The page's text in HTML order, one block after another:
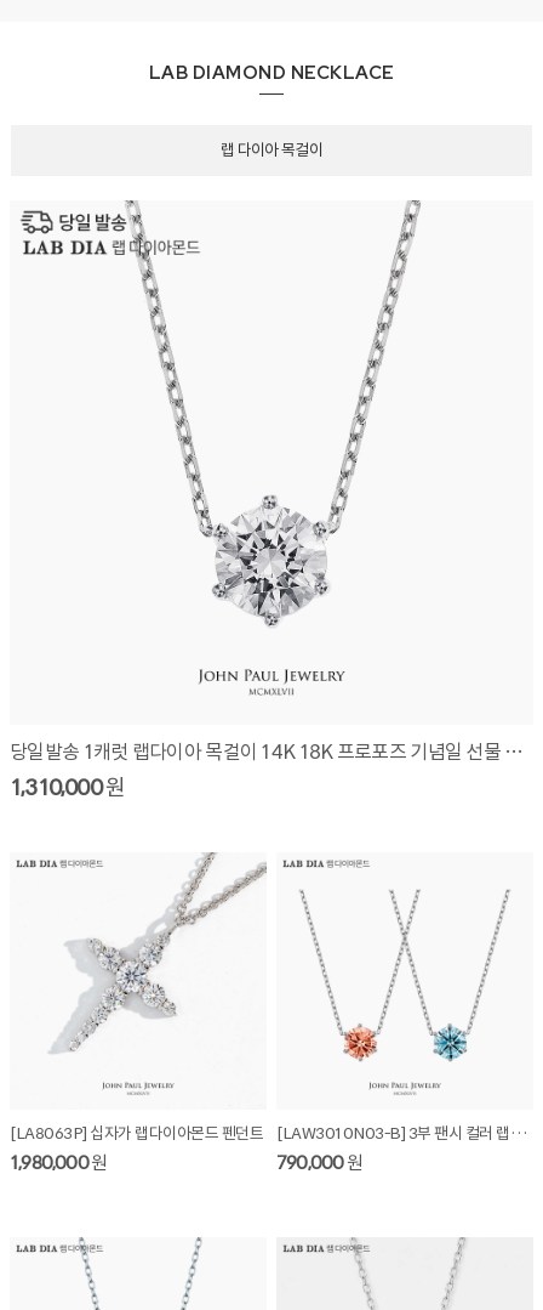
LAB DIAMOND NECKLACE
랩 다이아 목걸이
당일발송 1캐럿 랩다이아 목걸이 14K 18K 프로포즈 기념일 선물 LAW3010N10
1,310,000원
[LA8063P] 십자가 랩다이아몬드 펜던트
1,980,000원
[LAW3010N03-B] 3부 팬시 컬러 랩다이아몬드 목걸이
790,000 원